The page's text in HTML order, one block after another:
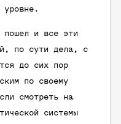
уровне.
пошел и все эти
по сути дела, с
до сих пор
по своему
смотреть на
системы